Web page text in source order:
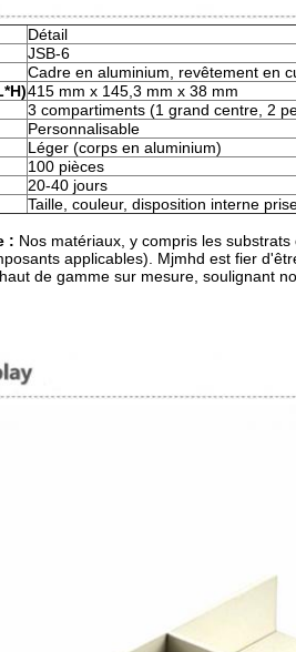
Détail
JSB-6
Cadre en aluminium, revêtement en
415 mm x 145,3 mm x 38 mm
3 compartiments (1 grand centre, 2
Personnalisable
Léger (corps en aluminium)
100 pièces
20-40 jours
Taille, couleur, disposition interne
:
Nos matériaux, y compris les
applicables). Mjmhd est fier
de gamme sur mesure, soulignant